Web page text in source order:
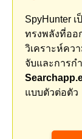
SpyHunter
ทรงพลังที่ออ
วิเคราะห์คว
จับและการก
แบบตัวต่อตัว